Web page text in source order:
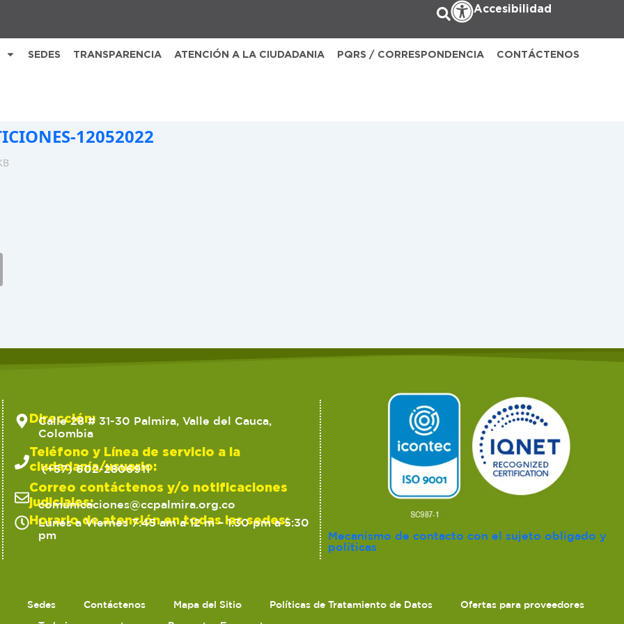
Accesibilidad
SEDES TRANSPARENCIA ATENCIÓN A LA CIUDADANIA PQRS / CORRESPONDENCIA CONTÁCTENOS
12052022
Dirección:
Calle 28 # 31-30 Palmira, Valle del Cauca,
Colombia
Teléfono y Línea de servicio a la
ciudadanía/usuario:
(+57) 602-2806911
Correo contáctenos y/o notificaciones
judiciales:
comunicaciones@ccpalmira.org.co
Horario de atención en todas las sedes:
Lunes a Viernes 7:45 am a 12 m – 1:30 pm a 5:30
pm
Mecanismo de contacto con el sujeto obligado y
políticas
Sedes Contáctenos Mapa del Sitio Políticas de Tratamiento de Datos
Ofertas para proveedores